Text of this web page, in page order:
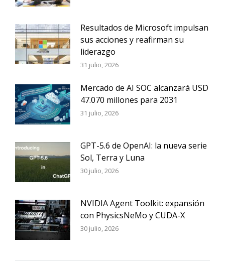
Resultados de Microsoft impulsan
sus acciones y reafirman su
liderazgo
31 julio, 2026
Mercado de AI SOC alcanzará USD
47.070 millones para 2031
31 julio, 2026
GPT-5.6 de OpenAI: la nueva serie
Sol, Terra y Luna
30 julio, 2026
NVIDIA Agent Toolkit: expansión
con PhysicsNeMo y CUDA-X
30 julio, 2026